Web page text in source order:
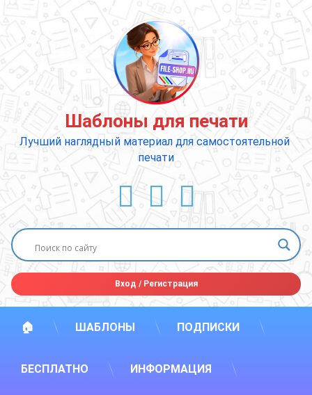
содержимому
Шаблоны для печати
Лучший наглядный материал для самостоятельной
печати
ВКонтакте
YouTube
E-mail
Вход /Регистрация
🏠 ШАБЛОНЫ ПОДПИСКИ
БЕСПЛАТНО ИНФОРМАЦИЯ